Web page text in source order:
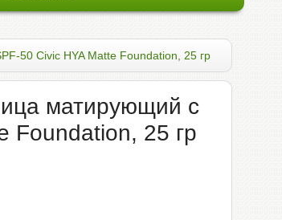
50 Civic HYA Matte Foundation, 25 гр
матирующий c
Foundation, 25 гр